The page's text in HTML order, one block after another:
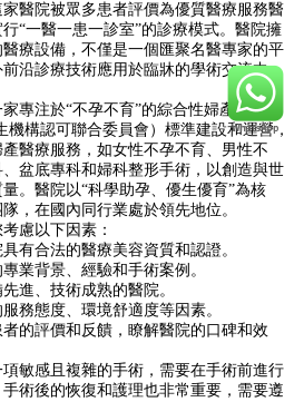
院被眾多患者評價為優質醫療服務醫
“一醫一患一診室”的診療模式。醫院擁
療設備，不僅是一個匯聚名醫專家的平
沿診療技術應用於臨牀的學術交流中
注於“不孕不育”的綜合性婦產醫院。
機構認可聯合委員會）標準建設和運營，
醫療服務，如女性不孕不育、男性不
盆底專科和婦科整形手術，以創造與世
。醫院以“科學助孕、優生優育”為核
，在國內同行業處於領先地位。
慮以下因素：
合法的醫療美容資質和認證。
背景、經驗和手術案例。
、技術成熟的醫院。
態度、環境舒適度等因素。
評價和反饋，瞭解醫院的口碑和效
感且複雜的手術，需要在手術前進行
術後的恢復和護理也非常重要，需要遵